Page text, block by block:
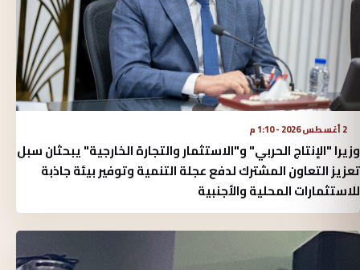
2 أغسطس 2026 - 1:10 م
وزيرا "الإنتاج الحربي" و"الاستثمار والتجارة الخارجية" يبحثان سبل
تعزيز التعاون المشترك لدفع عجلة التنمية وتوفير بيئة جاذبة
للاستثمارات المحلية والأجنبية